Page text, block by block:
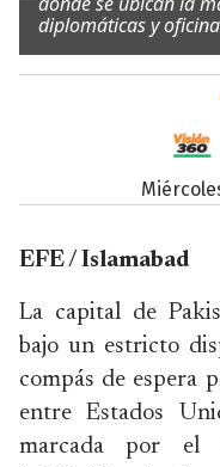
diplomáticas y
EFE / Islamabad
La capital de
bajo un estricto
compás de espera
entre Estados
marcada por el